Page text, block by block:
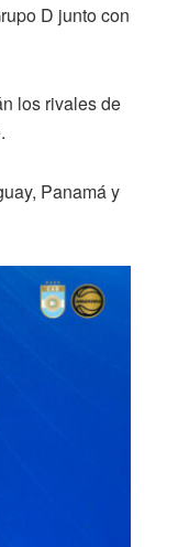
D junto con
los rivales de
Panamá y